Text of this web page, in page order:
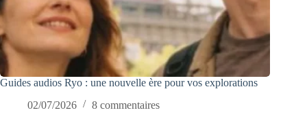
Guides audios Ryo : une nouvelle ère pour vos explorations
02/07/2026
8 commentaires